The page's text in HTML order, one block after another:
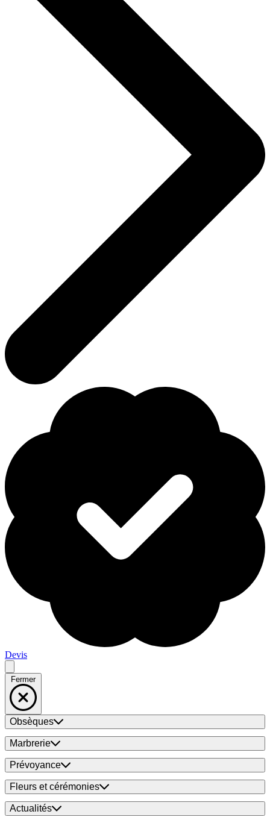
Devis
Fermer
Obsèques
Marbrerie
Prévoyance
Fleurs et cérémonies
Actualités